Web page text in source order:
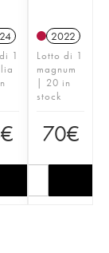
1
€
2022
Lotto di 1
magnum
| 20 in
stock
70€